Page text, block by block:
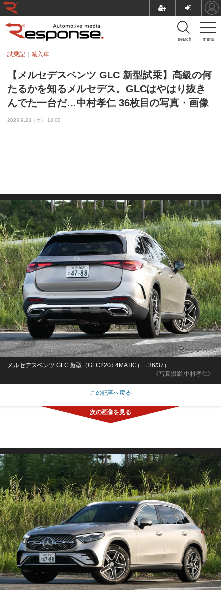
menu
search
【メルセデスベンツ GLC 新型試乗】高級の何
たるかを知るメルセデス。GLCはやはり抜き
んでた一台だ…中村孝仁 36枚目の写真・画像
試乗記 輸入車
2023.9.23（土） 18:00
《写真撮影 中村孝仁》
メルセデスベンツ GLC 新型（GLC220d 4MATIC）（36/37）
この記事へ戻る